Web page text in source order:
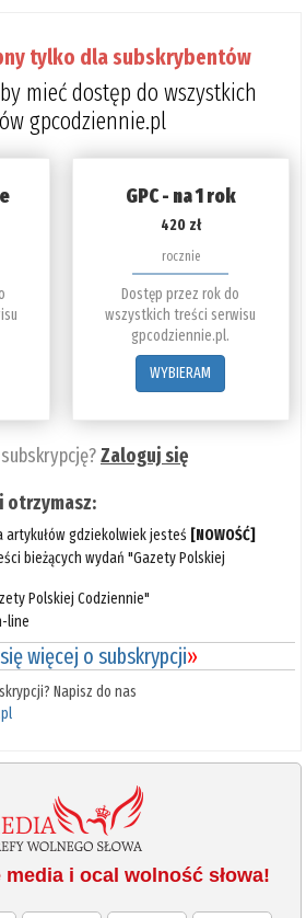
tylko dla subskrybentów
mieć dostęp do wszystkich
gpcodziennie.pl
GPC - na 1 rok
420 zł
rocznie
Dostęp przez rok do
wszystkich treści serwisu
gpcodziennie.pl.
WYBIERAM
Zaloguj się
otrzymasz:
artykułów gdziekolwiek jesteś [NOWOŚĆ]
bieżących wydań "Gazety Polskiej
Polskiej Codziennie"
line
więcej o subskrypcji»
Napisz do nas
i ocal wolność słowa!